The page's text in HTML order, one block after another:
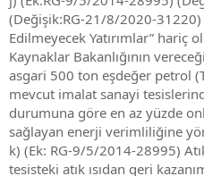
(Değişik:RG-21/8/2020-31220)
Edilmeyecek Yatırımlar” hariç
Kaynaklar Bakanlığının
asgari 500 ton eşdeğer petrol
mevcut imalat sanayi
durumuna göre en az yüzde
sağlayan enerji verimliliğine
k) (Ek: RG-9/5/2014-28995)
tesisteki atık ısıdan geri